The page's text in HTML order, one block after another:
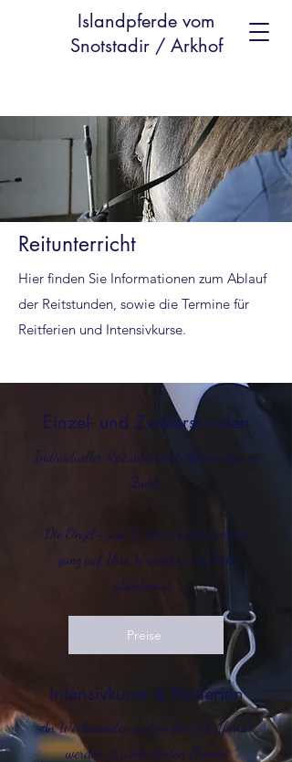
Islandpferde vom
Snotstadir / Arkhof
Reitunterricht
Hier finden Sie Informationen zum Ablauf
der Reitstunden, sowie die Termine für
Reitferien und Intensivkurse.
Einzel- und Zweierstunden
Individueller Reitunterricht Alleine oder zu
Zweit
Die Einzel- und Zweierstunden werden
ganz auf Ihre Wünsche und Ziele
abgestimmt.
Preise
Intensivkurse & Reitferien
An Wochenenden und in den Schulferien
werden zu wechselnden Themen